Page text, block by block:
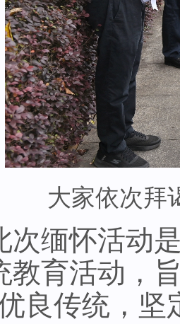
大家依次拜
怀活动是
教育活动，
良传统，